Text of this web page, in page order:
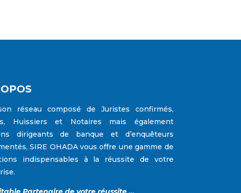
réseau composé de Juristes confirmés,
Huissiers et Notaires mais également
dirigeants de banque et d’enquêteurs
SIRE OHADAvous offre une gamme de
indispensables à la réussite de votre